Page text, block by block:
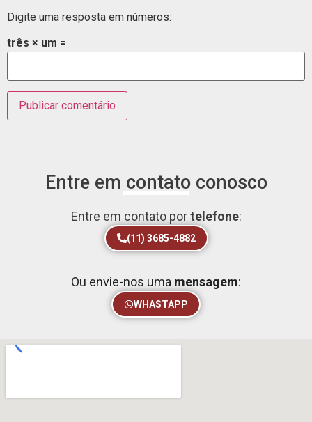
Digite uma resposta em números:
três × um =
Entre em contato conosco
Entre em contato portelefone:
(11) 3685-4882
Ou envie-nos uma mensagem:
WHASTAPP